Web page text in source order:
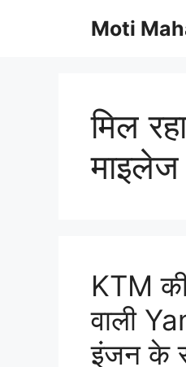
Moti
मिल
माइलेज
KTM
वाली
इंजन के